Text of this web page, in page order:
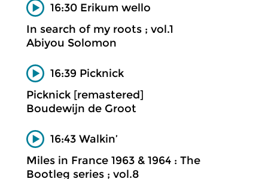
16:30 Erikum wello
In search of my roots ; vol.1
Abiyou Solomon
16:39 Picknick
Picknick [remastered]
Boudewijn de Groot
16:43 Walkin’
Miles in France 1963 & 1964 : The
Bootleg series ; vol.8